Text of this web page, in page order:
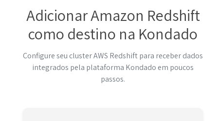
Adicionar Amazon Redshift
como destino na Kondado
Configure seu cluster AWS Redshift para receber dados
integrados pela plataforma Kondado em poucos
passos.